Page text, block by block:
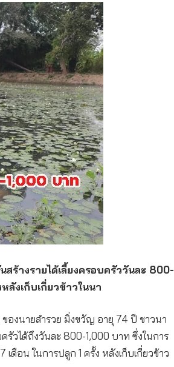
ร้างรายได้เลี้ยงครอบครัววันละ 800-
ลังเก็บเกี่ยวข้าวในนา
องนายสำรวย มิ่งขวัญ อายุ 74 ปี ชาวนา
รัวได้ถึงวันละ 800-1,000 บาท ซึ่งในการ
ดือน ในการปลูก 1 ครั้ง หลังเก็บเกี่ยวข้าว